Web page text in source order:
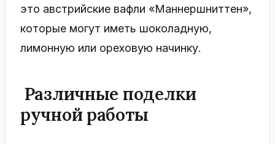
это австрийские вафли «Маннершниттен»,
которые могут иметь шоколадную,
лимонную или ореховую начинку.
Различные поделки
ручной работы